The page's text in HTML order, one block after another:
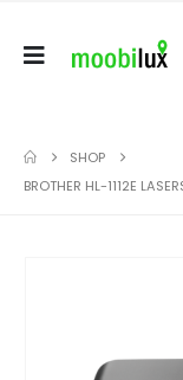
SHOP
BROTHER HL-1112E